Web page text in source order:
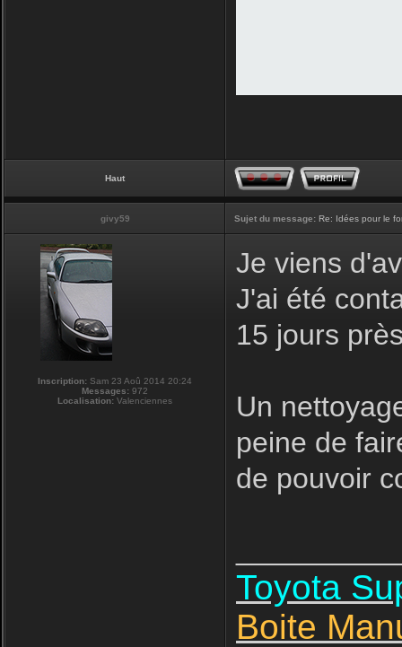
Haut
givy59 Sujet du message: Re: Idées pour le
Inscription: Sam 23 Aoû 2014 20:24
Messages: 972
Localisation: Valenciennes
Je viens
J'ai été
15 jours
Un
peine de
de pouvoir
Toyota
Boite